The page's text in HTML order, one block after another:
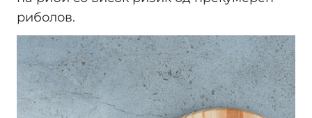
риболов.